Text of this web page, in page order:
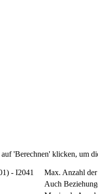
'Berechnen' klicken, um
- I2041
Max. Anzahl
Auch